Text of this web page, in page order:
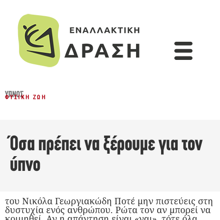
ΎΠΝΟΣ
ΦΥΣΙΚΉ ΖΩΉ
Όσα πρέπει να ξέρουμε για τον
ύπνο
του Νικόλα Γεωργιακώδη Ποτέ μην πιστεύεις στη
δυστυχία ενός ανθρώπου. Ρώτα τον αν μπορεί να